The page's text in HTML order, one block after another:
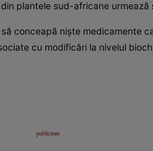
plantele sud-africane
conceapă nişte medicamente
cu modificări la nivelul